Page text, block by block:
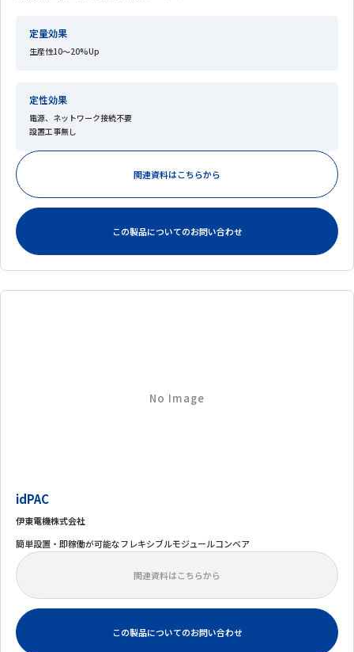
定量効果
生産性10～20%Up
定性効果
電源、ネットワーク接続不要
設置工事無し
関連資料はこちらから
この製品についてのお問い合わせ
No Image
idPAC
伊東電機株式会社
簡単設置・即稼働が可能なフレキシブルモジュールコンベア
関連資料はこちらから
この製品についてのお問い合わせ